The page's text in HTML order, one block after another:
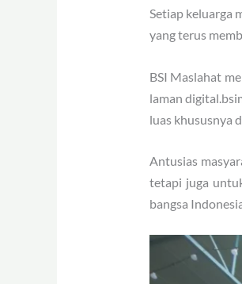
Setiap keluarga
yang terus
BSI Maslahat
laman
luas khususnya
Antusias
tetapi juga
bangsa